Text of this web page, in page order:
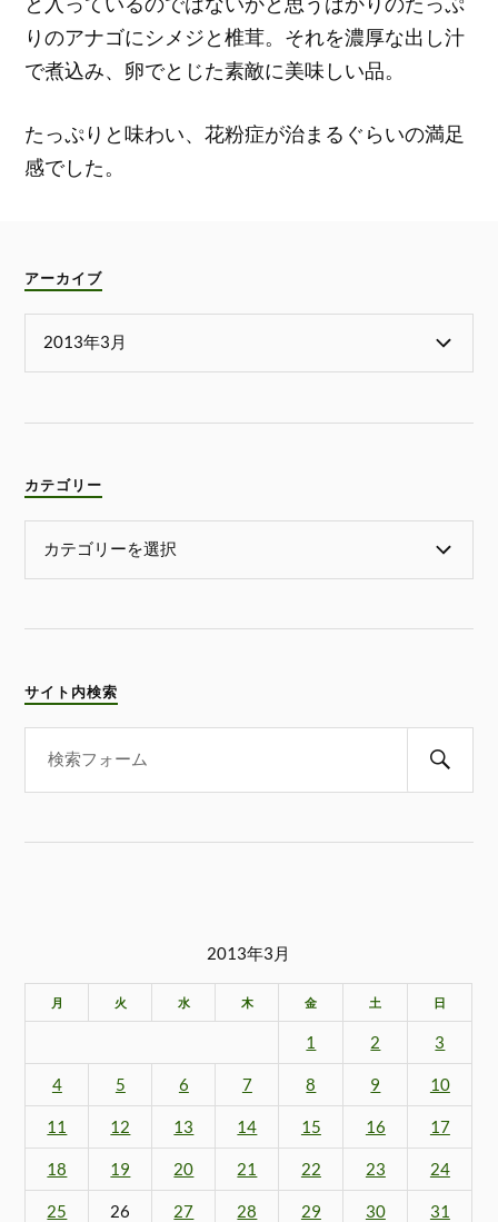
りのアナゴにシメジと椎茸。それを濃厚な出し汁
で煮込み、卵でとじた素敵に美味しい品。
たっぷりと味わい、花粉症が治まるぐらいの満足
感でした。
アーカイブ
カテゴリー
サイト内検索
2013年3月
月 火 水 木 金 土 日
1 2 3
4 5 6 7 8 9 10
11 12 13 14 15 16 17
18 19 20 21 22 23 24
25 26 27 28 29 30 31